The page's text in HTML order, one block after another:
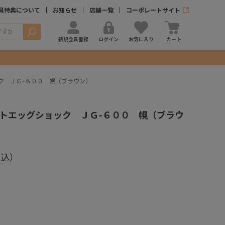
特典について お知らせ 店舗一覧 コーポレートサイト
検索
新規会員登録 ログイン お気に入り カート
ＪＧ-６００ 幌（ブラウン）
トエッグショック ＪＧ-６００ 幌（ブラウ